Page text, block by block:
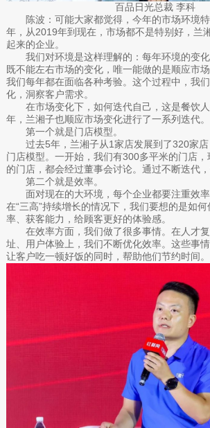
百品日光总裁 李科
陈波：可能大家都觉得，今年的市场环境
年，从2019年到现在，市场都不是特别好，兰
起来的企业。
我们对环境是这样理解的：每年环境的变
既不能左右市场的变化，唯一能做的是顺应市
我们每年都在面临各种考验。这个过程中，我
化，洞察客户需求。
在市场变化下，如何迭代自己，这是餐饮
年，兰湘子也顺应市场变化进行了一系列迭代。
第一个就是门店模型。
过去5年，兰湘子从1家店发展到了320家
门店模型。一开始，我们有300多平米的门店
的门店，都会经过董事会讨论。通过不断迭代，
第二个就是效率。
面对现在的大环境，每个企业都要注重效率
在“三高”持续增长的情况下，我们要想的是如
率、获客能力，给顾客更好的体验感。
在效率方面，我们做了很多事情。在人才
址、用户体验上，我们不断优化效率。这些事
让客户吃一顿好饭的同时，帮助他们节约时间。